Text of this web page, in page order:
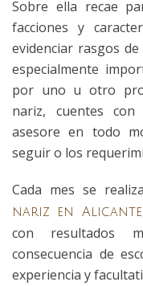
Sobre ella recae
facciones y
evidenciar rasgos
especialmente
por uno u otro
nariz, cuentes
asesore en todo
seguir o los
Cada mes se
nariz en Alicante
con resultados
consecuencia de
experiencia y